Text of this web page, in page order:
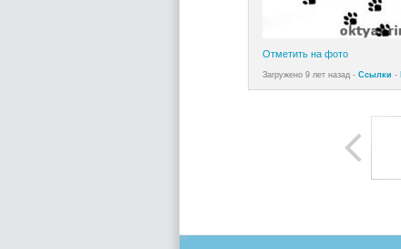
Отметить на фото
Загружено 9 лет назад - Ссылки -